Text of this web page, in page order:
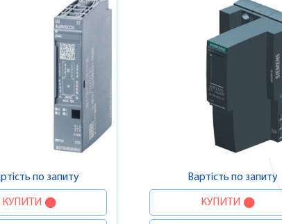
по запиту
КУПИТИ
Вартість по запиту
КУПИТИ